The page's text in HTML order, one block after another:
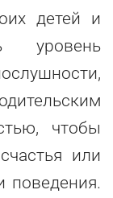
детей и
уровень
чтобы
или
поведения.